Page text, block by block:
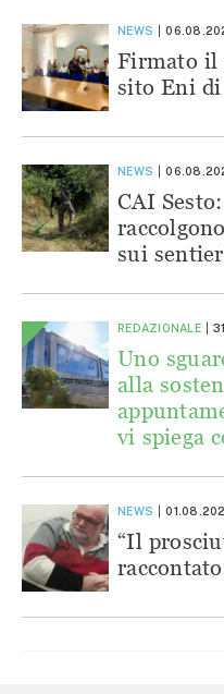
NEWS
Firmato il
sito Eni di
NEWS
CAI
sui
REDAZIONALE
Uno
alla
vi spiega
NEWS
“Il